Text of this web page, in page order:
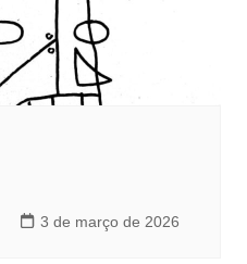
3 de março de 2026